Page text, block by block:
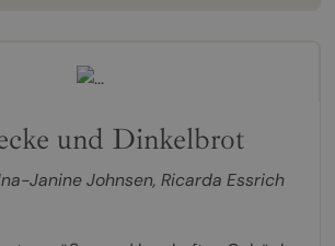
und Dinkelbrot
Janine Johnsen, Ricarda Essrich